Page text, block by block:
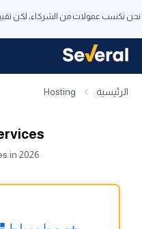
نحن نكسب عمولات من الشركاء، لكن
الرئيسية Hosting
in 2026